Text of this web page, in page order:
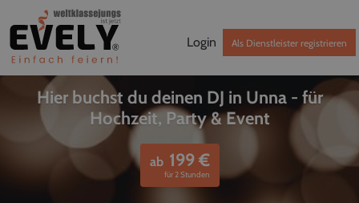
Login Als Dienstleister registrieren
Hier buchst du deinen DJ in Unna - für
Hochzeit, Party & Event
ab 199€
für 2 Stunden